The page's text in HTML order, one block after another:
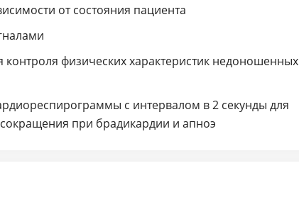
от состояния пациента
контроля физических характеристик недоношенных
с интервалом в 2 секунды для
при брадикардии и апноэ